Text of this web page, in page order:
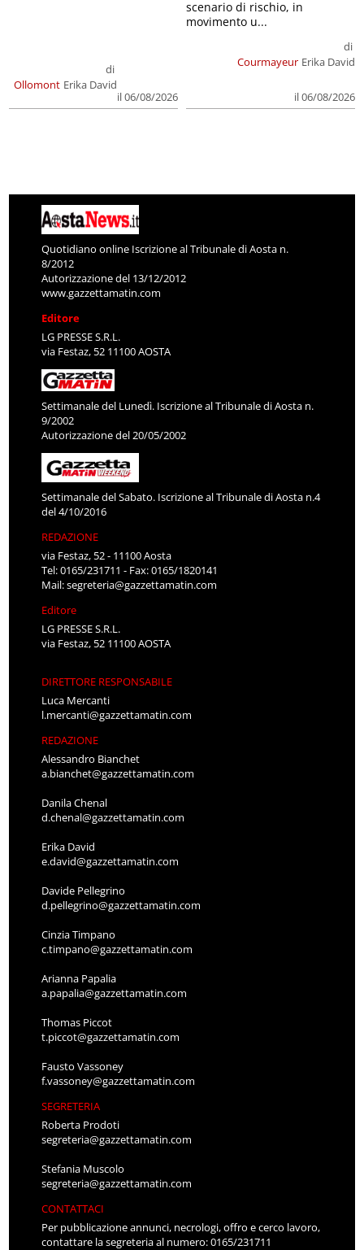
Ollomont
di
Erika David
il 06/08/2026
Courmayeur
di
Erika David
il 06/08/2026
scenario di rischio, in
movimento u...
Quotidiano online Iscrizione al Tribunale di Aosta n.
8/2012
Autorizzazione del 13/12/2012
www.gazzettamatin.com
Editore
LG PRESSE S.R.L.
via Festaz, 52 11100 AOSTA
Settimanale del Lunedì. Iscrizione al Tribunale di Aosta n.
9/2002
Autorizzazione del 20/05/2002
Settimanale del Sabato. Iscrizione al Tribunale di Aosta n.4
del 4/10/2016
REDAZIONE
via Festaz, 52 - 11100 Aosta
Tel: 0165/231711 - Fax: 0165/1820141
Mail:segreteria@gazzettamatin.com
Editore
LG PRESSE S.R.L.
via Festaz, 52 11100 AOSTA
DIRETTORE RESPONSABILE
Luca Mercanti
l.mercanti@gazzettamatin.com
REDAZIONE
Alessandro Bianchet
a.bianchet@gazzettamatin.com
Danila Chenal
d.chenal@gazzettamatin.com
Erika David
e.david@gazzettamatin.com
Davide Pellegrino
d.pellegrino@gazzettamatin.com
Cinzia Timpano
c.timpano@gazzettamatin.com
Arianna Papalia
a.papalia@gazzettamatin.com
Thomas Piccot
t.piccot@gazzettamatin.com
Fausto Vassoney
f.vassoney@gazzettamatin.com
SEGRETERIA
Roberta Prodoti
segreteria@gazzettamatin.com
Stefania Muscolo
segreteria@gazzettamatin.com
CONTATTACI
Per pubblicazione annunci, necrologi, offro e cerco lavoro,
contattare la segreteria al numero: 0165/231711